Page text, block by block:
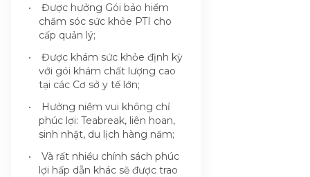
Được hưởng Gói bảo hiểm
chăm sóc sức khỏe PTI cho
cấp quản lý;
Được khám sức khỏe định kỳ
với gói khám chất lượng cao
tại các Cơ sở y tế lớn;
Hưởng niềm vui không chỉ
phúc lợi: Teabreak, liên hoan,
sinh nhật, du lịch hàng năm;
Và rất nhiều chính sách phúc
lợi hấp dẫn khác sẽ được trao